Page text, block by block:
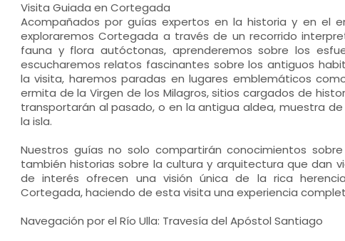
Visita Guiada en Cortegada
Acompañados por guías expertos en la historia y en el
exploraremos Cortegada a través de un recorrido
fauna y flora autóctonas, aprenderemos sobre los
escucharemos relatos fascinantes sobre los antiguos
la visita, haremos paradas en lugares emblemáticos
ermita de la Virgen de los Milagros, sitios cargados de
transportarán al pasado, o en la antigua aldea, muestra
la isla.
Nuestros guías no solo compartirán conocimientos
también historias sobre la cultura y arquitectura que dan
de interés ofrecen una visión única de la rica
Cortegada, haciendo de esta visita una experiencia
Navegación por el Río Ulla: Travesía del Apóstol Santiago